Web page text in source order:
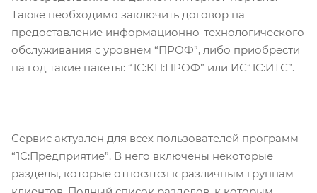
Также необходимо заключить договор на
предоставление информационно-технологического
обслуживания с уровнем “ПРОФ”, либо приобрести
на год такие пакеты: “1С:КП:ПРОФ” или ИС“1С:ИТС”.
Сервис актуален для всех пользователей программ
“1С:Предприятие”. В него включены некоторые
разделы, которые относятся к различным группам